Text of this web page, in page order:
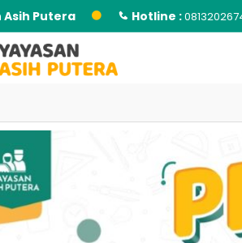
Asih Putera Hotline :